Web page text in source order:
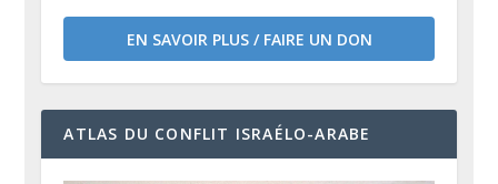
EN SAVOIR PLUS / FAIRE UN DON
ATLAS DU CONFLIT ISRAÉLO-ARABE